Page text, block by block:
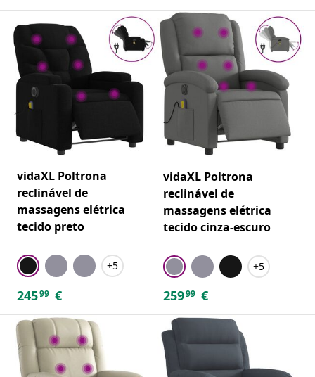
vidaXL Poltrona
reclinável de
massagens elétrica
tecido preto
+5
24599 €
vidaXL Poltrona
reclinável de
massagens elétrica
tecido cinza-escuro
+5
25999 €